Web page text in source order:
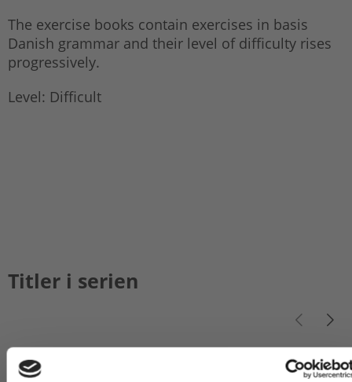
The exercise books contain exercises in basis
Danish grammar and their level of difficulty rises
progressively.
Level: Difficult
Titler i serien